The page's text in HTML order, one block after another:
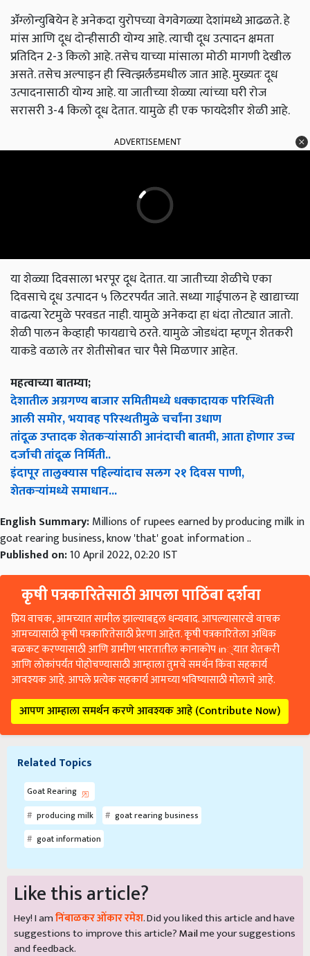
ॲंग्लोन्युबियेन हे अनेकदा युरोपच्या वेगवेगळ्या देशांमध्ये आढळते. हे
मांस आणि दूध दोन्हीसाठी योग्य आहे. त्याची दूध उत्पादन क्षमता
प्रतिदिन 2-3 किलो आहे. तसेच याच्या मांसाला मोठी मागणी देखील
असते. तसेच अल्पाइन ही स्वित्झर्लंडमधील जात आहे. मुख्यतः दूध
उत्पादनासाठी योग्य आहे. या जातीच्या शेळ्या त्यांच्या घरी रोज
सरासरी 3-4 किलो दूध देतात. यामुळे ही एक फायदेशीर शेळी आहे.
ADVERTISEMENT
या शेळ्या दिवसाला भरपूर दूध देतात. या जातीच्या शेळीचे एका
दिवसाचे दूध उत्पादन ५ लिटरपर्यंत जाते. सध्या गाईपालन हे खाद्याच्या
वाढत्या रेटमुळे परवडत नाही. यामुळे अनेकदा हा धंदा तोट्यात जातो.
शेळी पालन केव्हाही फायद्याचे ठरते. यामुळे जोडधंदा म्हणून शेतकरी
याकडे वळाले तर शेतीसोबत चार पैसे मिळणार आहेत.
महत्वाच्या बातम्या;
देशातील अग्रगण्य बाजार समितीमध्ये धक्कादायक परिस्थिती
आली समोर, भयावह परिस्थतीमुळे चर्चांना उधाण
तांदूळ उप्तादक शेतकऱ्यांसाठी आनंदाची बातमी, आता होणार उच्च
दर्जाची तांदूळ निर्मिती..
इंदापूर तालुक्यास पहिल्यांदाच सलग २१ दिवस पाणी,
शेतकऱ्यांमध्ये समाधान...
English Summary:Millions of rupees earned by producing milk in
goat rearing business, know 'that' goat information ..
Published on:10 April 2022, 02:20 IST
कृषी पत्रकारितेसाठी आपला पाठिंबा दर्शवा
प्रिय वाचक, आमच्यात सामील झाल्याबद्दल धन्यवाद. आपल्यासारखे वाचक
आमच्यासाठी कृषी पत्रकारितेसाठी प्रेरणा आहेत. कृषी पत्रकारितेला अधिक
बळकट करण्यासाठी आणि ग्रामीण भारतातील कानाकोप in्यात शेतकरी
आणि लोकांपर्यंत पोहोचण्यासाठी आम्हाला तुमचे समर्थन किंवा सहकार्य
आवश्यक आहे. आपले प्रत्येक सहकार्य आमच्या भविष्यासाठी मोलाचे आहे.
आपण आम्हाला समर्थन करणे आवश्यक आहे (Contribute Now)
Related Topics
Goat Rearing
producing milk
goat rearing business
goat information
Like this article?
Hey! I amनिंबाळकर ओंकार रमेश. Did you liked this article and have
suggestions to improve this article?Mailme your suggestions
and feedback.